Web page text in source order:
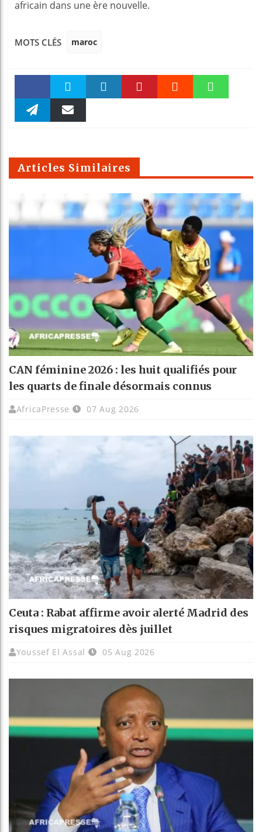
africain dans une ère nouvelle.
MOTS CLÉS maroc
Faceboo Twitter
m
Articles Similaires
CAN féminine 2026 : les huit qualifiés pour
les quarts de finale désormais connus
AfricaPresse 07 Aug 2026
Ceuta : Rabat affirme avoir alerté Madrid des
risques migratoires dès juillet
Youssef El Assal 05 Aug 2026